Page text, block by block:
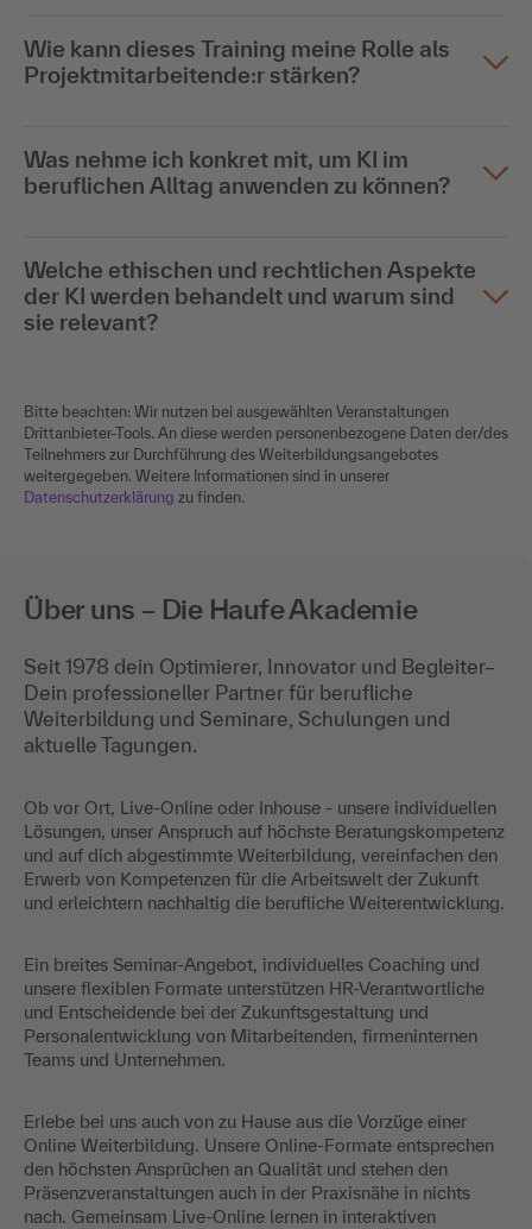
Wie kann dieses Training meine Rolle als
Projektmitarbeitende:r stärken?
Was nehme ich konkret mit, um KI im
beruflichen Alltag anwenden zu können?
Welche ethischen und rechtlichen Aspekte
der KI werden behandelt und warum sind
sie relevant?
Bitte beachten: Wir nutzen bei ausgewählten Veranstaltungen
Drittanbieter-Tools. An diese werden personenbezogene Daten der/des
Teilnehmers zur Durchführung des Weiterbildungsangebotes
weitergegeben. Weitere Informationen sind in unserer
Datenschutzerklärung zu finden.
Über uns – Die Haufe Akademie
Seit 1978 dein Optimierer, Innovator und Begleiter–
Dein professioneller Partner für berufliche
Weiterbildung und Seminare, Schulungen und
aktuelle Tagungen.
Ob vor Ort, Live-Online oder Inhouse - unsere individuellen
Lösungen, unser Anspruch auf höchste Beratungskompetenz
und auf dich abgestimmte Weiterbildung, vereinfachen den
Erwerb von Kompetenzen für die Arbeitswelt der Zukunft
und erleichtern nachhaltig die berufliche Weiterentwicklung.
Ein breites Seminar-Angebot, individuelles Coaching und
unsere flexiblen Formate unterstützen HR-Verantwortliche
und Entscheidende bei der Zukunftsgestaltung und
Personalentwicklung von Mitarbeitenden, firmeninternen
Teams und Unternehmen.
Erlebe bei uns auch von zu Hause aus die Vorzüge einer
Online Weiterbildung. Unsere Online-Formate entsprechen
den höchsten Ansprüchen an Qualität und stehen den
Präsenzveranstaltungen auch in der Praxisnähe in nichts
nach. Gemeinsam Live-Online lernen in interaktiven